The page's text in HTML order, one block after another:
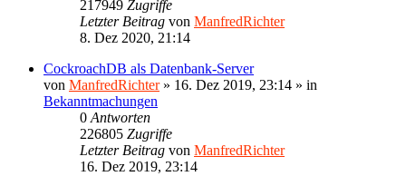
217949 Zugriffe
Letzter Beitrag von ManfredRichter
8. Dez 2020, 21:14
CockroachDB als Datenbank-Server
von ManfredRichter» 16. Dez 2019, 23:14 » in
Bekanntmachungen
0 Antworten
226805 Zugriffe
Letzter Beitrag von ManfredRichter
16. Dez 2019, 23:14